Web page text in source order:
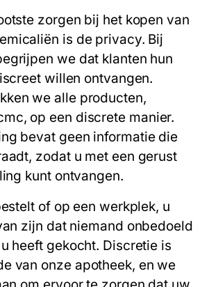
zorgen bij het kopen van
is de privacy. Bij
we dat klanten hun
willen ontvangen.
we alle producten,
, op een discrete manier.
bevat geen informatie die
zodat u met een gerust
kunt ontvangen.
of op een werkplek, u
zijn dat niemand onbedoeld
heeft gekocht. Discretie is
van onze apotheek, en we